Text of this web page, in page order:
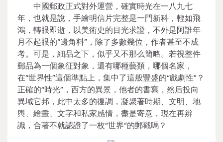
中國郵政正式對外運營，確實時光在一八九七
年，也就是說，手繪明信片完整是一門新科，輕如飛
鴻，轉眼即逝，以美術史的目光求證，不外是阿誰年
月不起眼的“邊角料”，除了多數幾位，作者甚至不成
考。可是，細品之下，似乎又不那么簡略。若視整件
郵品為一個象征對象，還有哪種藝類，哪個名家，
在“世界性”這個準點上，集中了這般豐盛的“戲劇性”？
正確的“時光”，西方的異景，他者的書寫，然后投向
異域它邦，此中太多的復調，凝聚著時期、文明、地
輿、繪畫、文字和私家感情，盡是寄意，現在再辨
識，合著不就認證了一枚“世界”的郵戳嗎？